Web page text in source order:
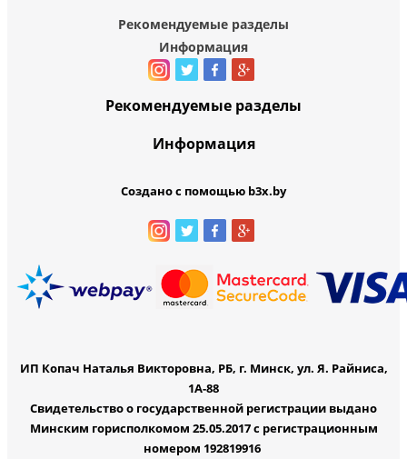
Рекомендуемые разделы
Информация
Рекомендуемые разделы
Информация
Создано с помощью b3x.by
ИП Копач Наталья Викторовна, РБ, г. Минск, ул. Я. Райниса,
1А-88
Свидетельство о государственной регистрации выдано
Минским горисполкомом 25.05.2017 с регистрационным
номером 192819916